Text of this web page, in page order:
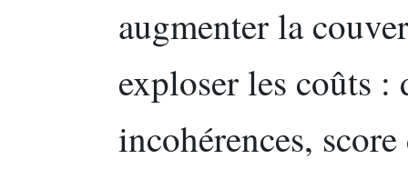
augmenter la
exploser les coûts
incohérences,